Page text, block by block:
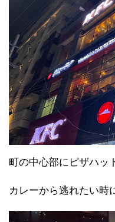
町の中心部にピザハッ
カレーから逃れたい時